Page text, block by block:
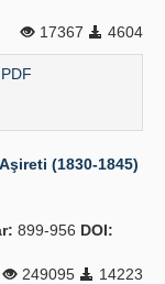
17367
4604
PDF
(1830-1845)
899-956 DOI:
249095
14223